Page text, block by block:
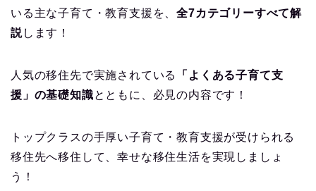
いる主な子育て・教育支援を、全7カテゴリーすべて解
説します！
人気の移住先で実施されている
「よくある子育て支
援」の基礎知識とともに、必見の内容です！
トップクラスの手厚い子育て・教育支援が受けられる
移住先へ移住して、幸せな移住生活を実現しましょ
う！